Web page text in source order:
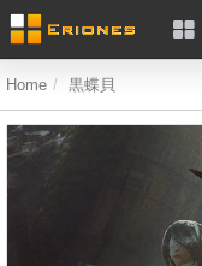
Home 黒蝶貝